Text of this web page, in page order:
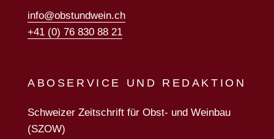
info@obstundwein.ch
+41 (0) 76 830 88 21
ABOSERVICE UND REDAKTION
Schweizer Zeitschrift für Obst- und Weinbau
(SZOW)